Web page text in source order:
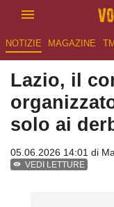
NOTIZIE MAGAZINE
Lazio, il
solo ai
05.06.2026 14:01 di
VEDI LETTURE